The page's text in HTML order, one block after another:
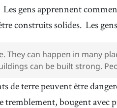
Les gens apprennent
construits solides. Les
They can happen in many
can be built strong.
de terre peuvent être
tremblement, bougent avec